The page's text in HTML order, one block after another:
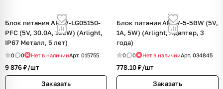
Блок питания ARPV-LG05150-
PFC (5V, 30.0A, 150W) (Arlight,
IP67 Металл, 5 лет)
0 0 Нет в наличииАрт. 015755
9 876 ₽/шт
Заказать
Блок питания ARDV-5-5BW (5V,
1A, 5W) (Arlight, Адаптер, 3
года)
0 0 Нет в наличииАрт. 034845
778.10 ₽/шт
Заказать